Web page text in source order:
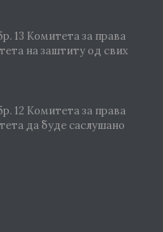
13 Комитета за права
на заштиту од свих
12 Комитета за права
да буде саслушано